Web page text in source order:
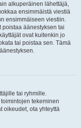
alkuperäinen lähettäjä,
ensimmäistä viestiä
ensimmäiseen viestiin.
äänestyksen tai
ovat kuitenkin jo
tai poistaa sen. Tämä
tai ryhmille.
tekeminen
oikeudet, ota yhteyttä